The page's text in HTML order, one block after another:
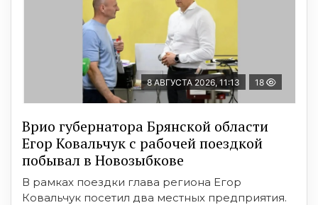
8 АВГУСТА 2026, 11:13 18
Врио губернатора Брянской области
Егор Ковальчук с рабочей поездкой
побывал в Новозыбкове
В рамках поездки глава региона Егор
Ковальчук посетил два местных предприятия.